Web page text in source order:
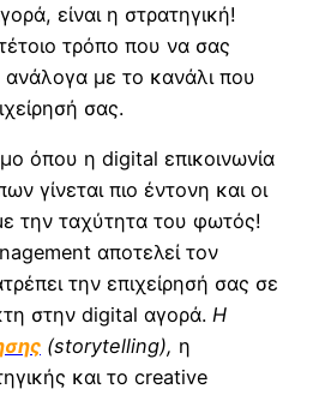
είναι η στρατηγική!
τρόπο που να σας
ανάλογα με το κανάλι που
σας.
όπου η digital επικοινωνία
γίνεται πιο έντονη και οι
την ταχύτητα του φωτός!
αποτελεί τον
την επιχείρησή σας σε
στην digital αγορά. Η
(storytelling), η
και το creative